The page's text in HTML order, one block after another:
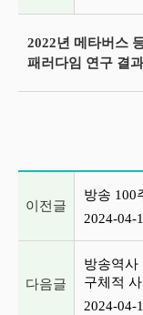
2022년 메타버스
패러다임 연구 결
이전글
방송 100
2024-04-
다음글
방송역사
구체적
2024-04-